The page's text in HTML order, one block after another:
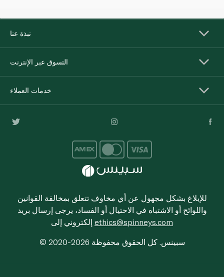
نبذة عنا
التسوق عبر الإنترنت
خدمات العملاء
للإبلاغ بشكل مجهول عن أي مخاوف تتعلق بمخالفة القوانين
واللوائح أو الاشتباه في الاحتيال أو الفساد، يرجى إرسال بريد
ethics@spinneys.com
© 2020-2026 سبينس. كل الحقوق محفوظة